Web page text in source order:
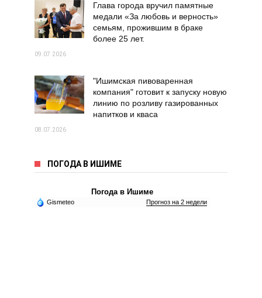
Глава города вручил памятные
медали «За любовь и верность»
семьям, прожившим в браке
более 25 лет.
09.07.2026
"Ишимская пивоваренная
компания" готовит к запуску новую
линию по розливу газированных
напитков и кваса
08.07.2026
ПОГОДА В ИШИМЕ
Погода в Ишиме
Gismeteo Прогноз на 2 недели